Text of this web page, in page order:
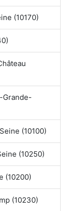
(10170)
Grande-
(10100)
(10250)
(10200)
(10230)